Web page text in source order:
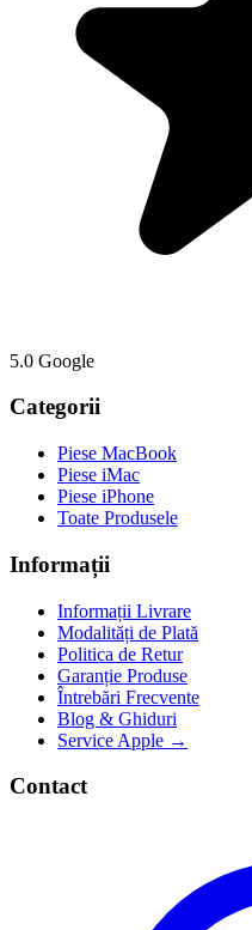
5.0 Google
Categorii
Piese MacBook
Piese iMac
Piese iPhone
Toate Produsele
Informații
Informații Livrare
Modalități de Plată
Politica de Retur
Garanție Produse
Întrebări Frecvente
Blog & Ghiduri
Service Apple →
Contact